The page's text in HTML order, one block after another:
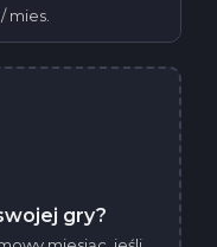
/ mies.